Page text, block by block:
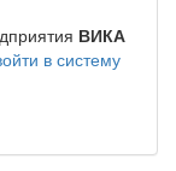
ВИКА
в систему